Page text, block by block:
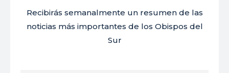
Recibirás semanalmente un resumen de las
noticias más importantes de los Obispos del
Sur